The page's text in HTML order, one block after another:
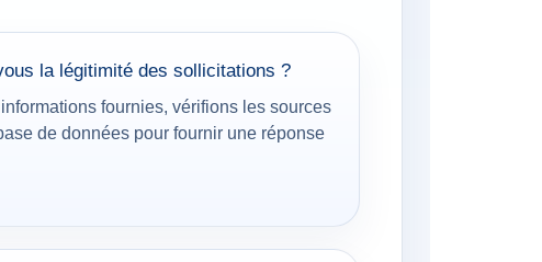
la légitimité des sollicitations ?
fournies, vérifions les sources
de données pour fournir une réponse